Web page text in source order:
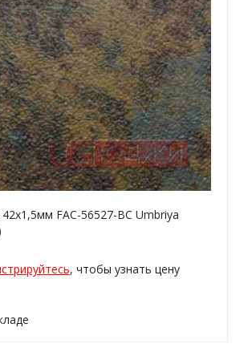
FAC-56527-BC Umbriya
, чтобы узнать цену